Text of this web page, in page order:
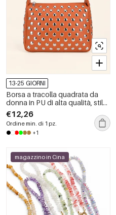
13-25 GIORNI
Borsa a tracolla quadrata da
donna in PU di alta qualità, stile
streetwear, con borchie in
metallo e rivetti in tinta unita.
€12,26
Ordine min. di 1 pz.
+1
magazzino in Cina